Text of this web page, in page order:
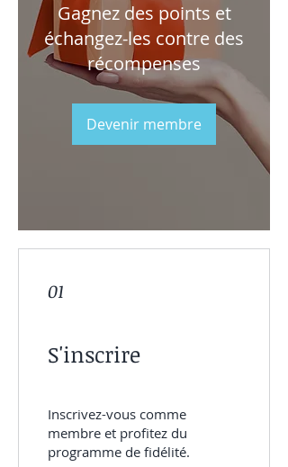
Gagnez des points et
échangez-les contre des
récompenses
Devenir membre
01
S'inscrire
Inscrivez-vous comme
membre et profitez du
programme de fidélité.